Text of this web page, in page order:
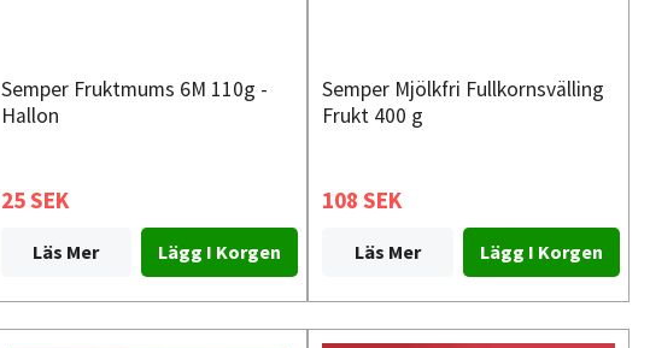
Semper Fruktmums 6M 110g -
Hallon
25 SEK
Läs Mer
Semper Mjölkfri Fullkornsvälling
Frukt 400 g
108 SEK
Läs Mer